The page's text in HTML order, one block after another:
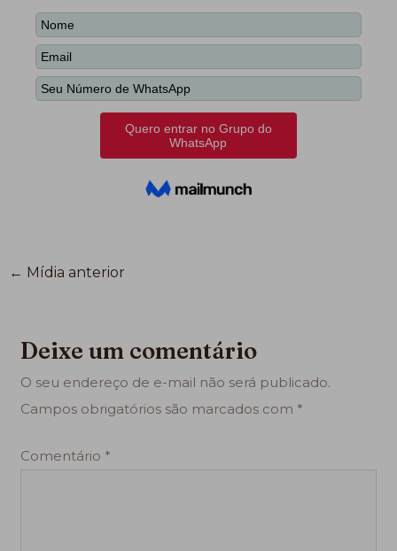
← Mídia anterior
Deixe um comentário
O seu endereço de e-mail não será publicado.
Campos obrigatórios são marcados com *
Comentário *